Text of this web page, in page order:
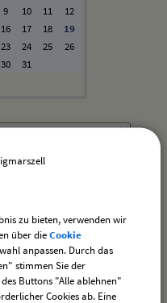
9 10 11
12
16 17 18
19
23 24 25
26
30 31
zu bieten, verwenden wir
über dieCookie
anpassen. Durch das
stimmen Sie der
Buttons "Alle ablehnen"
Cookies ab. Eine